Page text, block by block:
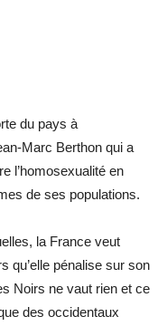
du pays à
Marc Berthon qui a
l’homosexualité en
de ses populations.
la France veut
qu’elle pénalise sur son
Noirs ne vaut rien et ce
des occidentaux